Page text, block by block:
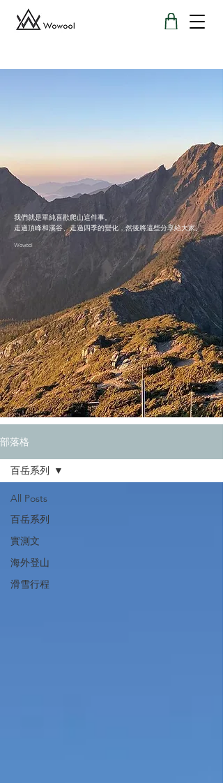
我們就是單純喜歡爬山這件事。
走過頂峰和溪谷、走過四季的變化，然後將這些分享給大家。
Wowool
部落格
All Posts
百岳系列
實測文
海外登山
滑雪行程
百岳系列